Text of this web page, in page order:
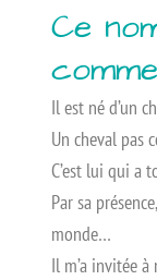
Ce
Il est né d’un
Un cheval pas
C’est lui qui a
Par sa
monde…
Il m’a invitée